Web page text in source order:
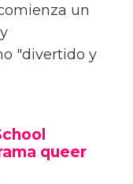
un
"divertido y
queer